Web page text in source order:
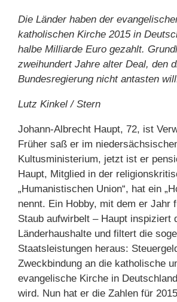
Die Länder haben der
katholischen Kirche 2015 in
halbe Milliarde Euro gezahlt.
zweihundert Jahre alter Deal, den
Bundesregierung nicht antasten
Lutz Kinkel / Stern
Johann-Albrecht Haupt, 72, ist
Früher saß er im
Kultusministerium, jetzt ist er
Haupt, Mitglied in der
„Humanistischen Union“, hat ein
nennt. Ein Hobby, mit dem er Jahr
Staub aufwirbelt – Haupt inspiziert
Länderhaushalte und filtert die
Staatsleistungen heraus:
Zweckbindung an die katholische
evangelische Kirche in
wird. Nun hat er die Zahlen für